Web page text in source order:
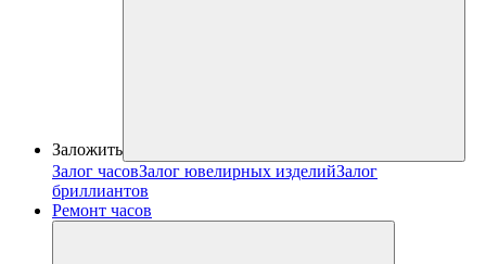
Заложить
Залог часовЗалог ювелирных изделийЗалог
бриллиантов
Ремонт часов